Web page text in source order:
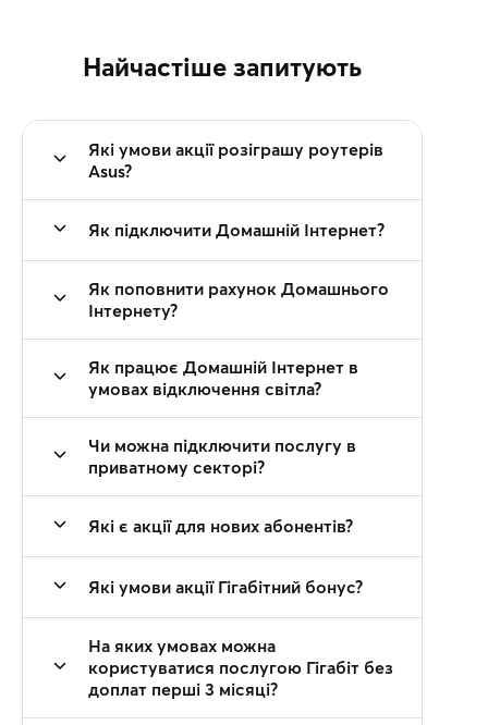
Найчастіше запитують
Які умови акції розіграшу роутерів
Asus?
Як підключити Домашній Інтернет?
Як поповнити рахунок Домашнього
Інтернету?
Як працює Домашній Інтернет в
умовах відключення світла?
Чи можна підключити послугу в
приватному секторі?
Які є акції для нових абонентів?
Які умови акції Гігабітний бонус?
На яких умовах можна
користуватися послугою Гігабіт без
доплат перші 3 місяці?